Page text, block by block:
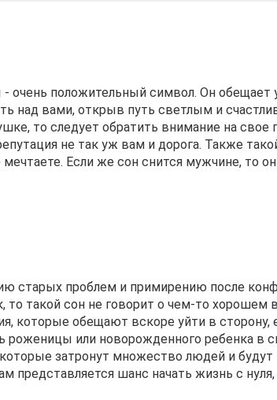
очень положительный символ. Он обещает
над вами, открыв путь светлым и
то следует обратить внимание на
не так уж вам и дорога. Также
Если же сон снится мужчине, то
старых проблем и примирению после
то такой сон не говорит о чем-то
которые обещают вскоре уйти в сторону,
или новорожденного ребенка в
затронут множество людей и
представляется шанс начать жизнь с